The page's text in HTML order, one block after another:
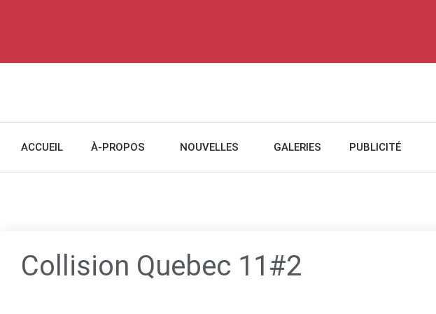
ACCUEIL À-PROPOS NOUVELLES GALERIES PUBLICITÉ
Collision Quebec 11#2